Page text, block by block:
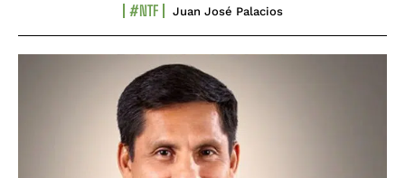
#NTF Juan José Palacios